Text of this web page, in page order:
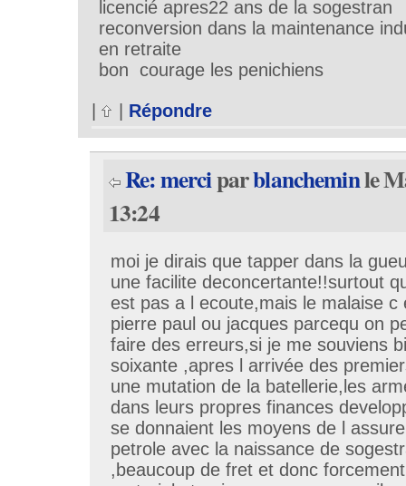
licencié apres22 ans de la sogestran
reconversion dans la maintenance
en retraite
bon courage les penichiens
| Répondre
Re: merciparblancheminle
13:24
moi je dirais que tapper dans la
une facilite deconcertante!!surtout
est pas a l ecoute,mais le malaise c
pierre paul ou jacques parcequ on
faire des erreurs,si je me souviens
soixante ,apres l arrivée des
une mutation de la batellerie,les
dans leurs propres finances
se donnaient les moyens de l
petrole avec la naissance de
,beaucoup de fret et donc